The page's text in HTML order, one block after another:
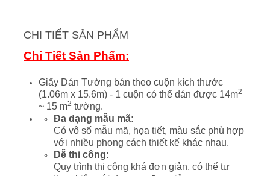
CHI TIẾT SẢN PHẨM
Chi Tiết Sản Phẩm:
Giấy Dán Tường bán theo cuộn kích thước
(1.06m x 15.6m) - 1 cuộn có thể dán được 14m2
~ 15 m2 tường.
Đa dạng mẫu mã:
Có vô số mẫu mã, họa tiết, màu sắc phù hợp
với nhiều phong cách thiết kế khác nhau.
Dễ thi công:
Quy trình thi công khá đơn giản, có thể tự